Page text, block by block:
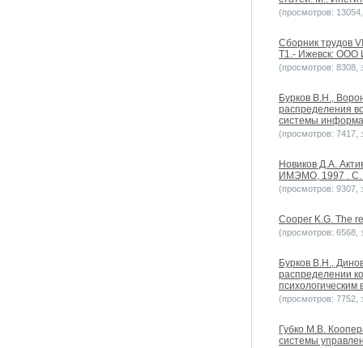
(просмотров:
Сборник трудов
Т1.- Ижевск: ООО
(просмотров: 8308,
Бурков B.H.,
распределения
системы
(просмотров: 7417,
Новиков Д.А.
ИМЭМО, 1997 . С.
(просмотров: 9307,
Cooper K.G. The
(просмотров: 6568,
Бурков B.H.,
распределении
психологическим
(просмотров: 7752,
Губко М.В.
системы